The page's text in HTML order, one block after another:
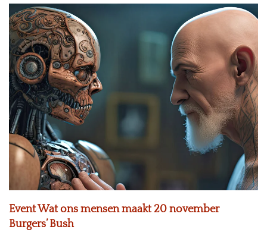
Event Wat ons mensen maakt 20 november
Burgers’ Bush